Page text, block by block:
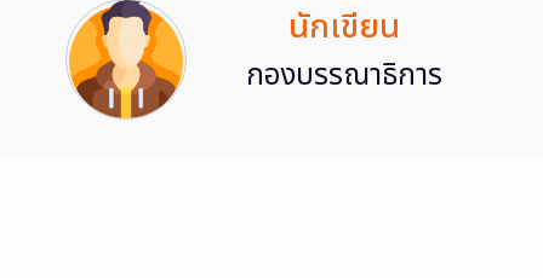
นักเขียน
กองบรรณาธิการ